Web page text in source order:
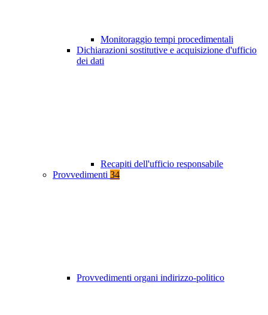
Monitoraggio tempi procedimentali
Dichiarazioni sostitutive e acquisizione d'ufficio
dei dati
Recapiti dell'ufficio responsabile
Provvedimenti 34
Provvedimenti organi indirizzo-politico